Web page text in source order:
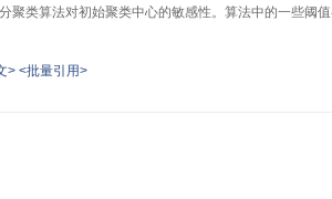
聚类算法对初始聚类中心的敏感性。算法中的一些阈
不同
> <批量引用>